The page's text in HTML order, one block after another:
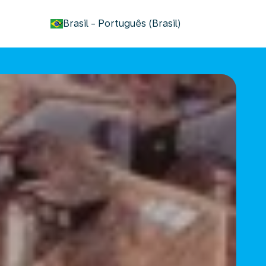
Brasil - Português (Brasil)
keyboard_arrow_down